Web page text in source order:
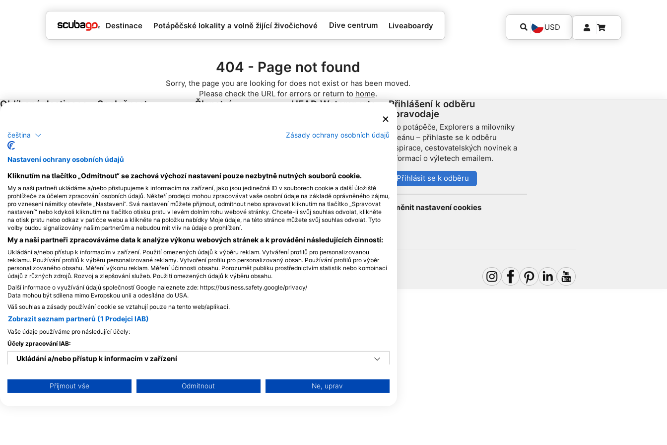
Destinace Potápěčské lokality a volně žijící živočichové Dive centrum Liveaboardy USD
404 - Page not found
Sorry, the page you are looking for does not exist or has been moved.
Please check the URL for errors or return to home.
Oblíbené destinace
Egypt
Filipíny
Mexiko
Maledivy
Společnost
Ochrana osobních údajů
Podmínky použití
Imprint
Členství HEAD Watersports
LiveAboard.com
Apeks
rEvo
Zoggs
HEAD
Přihlášení k odběru
zpravodaje
Pro potápěče, Explorers a milovníky
oceánu – přihlaste se k odběru
inspirace, cestovatelských novinek a
informací o výletech emailem.
Přihlásit se k odběru
Změnit nastavení cookies
čeština Zásady ochrany osobních údajů
Nastavení ochrany osobních údajů
Kliknutím na tlačítko „Odmítnout“ se zachová výchozí nastavení pouze nezbytně nutných souborů cookie.
My a naši partneři ukládáme a/nebo přistupujeme k informacím na zařízení, jako jsou jedinečná ID v souborech cookie a další úložiště
prohlížeče za účelem zpracování osobních údajů. Někteří prodejci mohou zpracovávat vaše osobní údaje na základě oprávněného zájmu,
pro vznesení námitky otevřete „Nastavení“. Svá nastavení můžete přijmout, odmítnout nebo spravovat kliknutím na tlačítko „Spravovat
nastavení“ nebo kdykoli kliknutím na tlačítko otisku prstu v levém dolním rohu webové stránky. Chcete-li svůj souhlas odvolat, klikněte
na otisk prstu nebo odkaz v patičce webu a klikněte na položku nabídky Moje údaje, na této stránce můžete svůj souhlas odvolat. Tyto
volby budou signalizovány našim partnerům a nebudou mít vliv na údaje o prohlížení.
My a naši partneři zpracováváme data k analýze výkonu webových stránek a k provádění následujících činností:
Ukládání a/nebo přístup k informacím v zařízení. Použití omezených údajů k výběru reklam. Vytváření profilů pro personalizovanou
reklamu. Používání profilů k výběru personalizované reklamy. Vytvoření profilu pro personalizovaný obsah. Používání profilů pro výběr
personalizovaného obsahu. Měření výkonu reklam. Měření účinnosti obsahu. Porozumět publiku prostřednictvím statistik nebo kombinací
údajů z různých zdrojů. Rozvoj a zlepšování služeb. Použití omezených údajů k výběru obsahu.
Další informace o využívání údajů společností Google naleznete zde: https://business.safety.google/privacy/
Data mohou být sdílena mimo Evropskou unii a odesílána do USA.
Váš souhlas a zásady používání cookie se vztahují pouze na tento web/aplikaci.
Zobrazit seznam partnerů (1 Prodejci IAB)
Vaše údaje používáme pro následující účely:
Účely zpracování IAB:
Ukládání a/nebo přístup k informacím v zařízení
Použití omezených údajů k výběru reklam
Přijmout vše Odmítnout Ne, uprav